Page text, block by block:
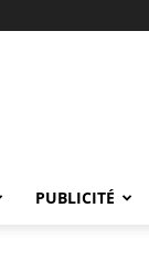
PUBLICITÉ